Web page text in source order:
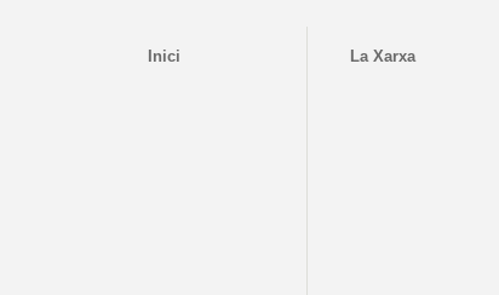
Inici La Xarxa